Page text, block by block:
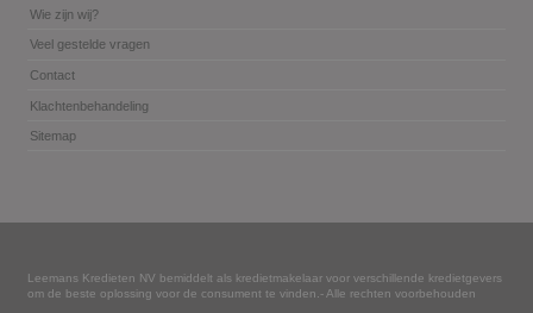
Wie zijn wij?
Veel gestelde vragen
Contact
Klachtenbehandeling
Sitemap
Leemans Kredieten NV bemiddelt als kredietmakelaar voor verschillende kredietgevers
om de beste oplossing voor de consument te vinden.- Alle rechten voorbehouden